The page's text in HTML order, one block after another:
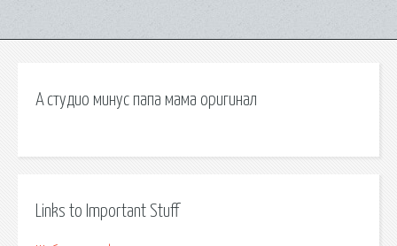
А студио минус папа мама оригинал
Links to Important Stuff